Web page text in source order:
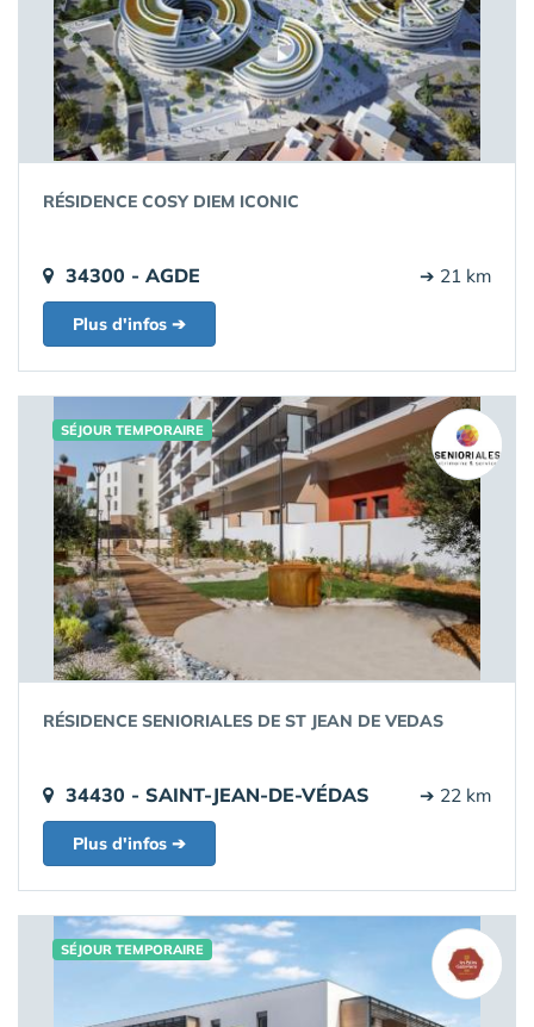
RÉSIDENCE COSY DIEM ICONIC
34300 - AGDE ➔ 21 km
Plus d'infos ➔
SÉJOUR TEMPORAIRE
RÉSIDENCE SENIORIALES DE ST JEAN DE VEDAS
34430 - SAINT-JEAN-DE-VÉDAS ➔ 22 km
Plus d'infos ➔
SÉJOUR TEMPORAIRE